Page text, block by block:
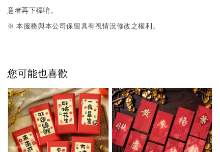
意者再下標唷。
※ 本服務與本公司保留具有視情況修改之權利。
您可能也喜歡